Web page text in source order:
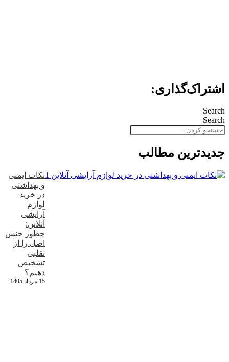
اشتراک‌گذاری:
Search
Search
جدید‌ترین مطالب
نکات ایمنی
و بهداشتی
در خرید
لوازم
آرایشی
آنلاین:
چطور جنس
اصل را از
تقلبی
تشخیص
دهیم؟
15 مرداد 1405